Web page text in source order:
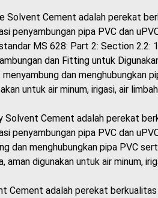
Solvent Cement adalah perekat
penyambungan pipa PVC dan
MS 628: Part 2: Section 2.2:
dan Fitting untuk
dan menghubungkan
untuk air minum, irigasi, air
Solvent Cement adalah perekat
penyambungan pipa PVC dan
dan menghubungkan pipa PVC
aman digunakan untuk air minum,
Cement adalah perekat